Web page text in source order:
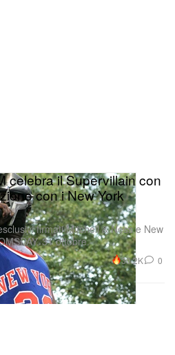
celebra il Supervillain con
con i New York
firmati Mitchell & Ness e New
31 ottobre.
30.2K 0